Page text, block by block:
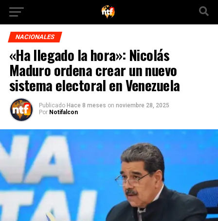
NACIONALES
«Ha llegado la hora»: Nicolás
Maduro ordena crear un nuevo
sistema electoral en Venezuela
Publicado Hace 8 meses on noviembre 28, 2025
Por Notifalcon